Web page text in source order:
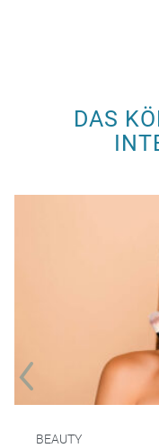
DAS
BEAUTY